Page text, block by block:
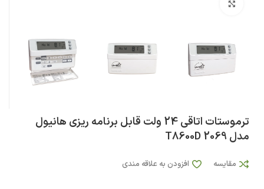
ترموستات اتاقی 24 ولت قابل برنامه ریزی هانیول
مدل T8600D 2069
مقایسه افزودن به علاقه مندی